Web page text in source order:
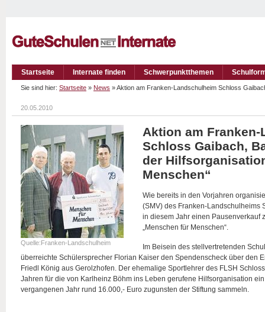
Startseite Internate finden Schwerpunktthemen
Sie sind hier: Startseite » News » Aktion am Franken-Landschulheim Schloss
20.05.2010
Quelle:Franken-Landschulheim
Aktion am
Schloss Gaibach,
der
Menschen“
Wie bereits in den Vorjahren
(SMV) des Franken-Landschulheims
in diesem Jahr einen Pausenverkauf
„Menschen für Menschen“.
Im Beisein des stellvertretenden
überreichte Schülersprecher Florian Kaiser den Spendenscheck über den
Friedl König aus Gerolzhofen. Der ehemalige Sportlehrer des FLSH
Jahren für die von Karlheinz Böhm ins Leben gerufene Hilfsorganisation
vergangenen Jahr rund 16.000,- Euro zugunsten der Stiftung sammeln.